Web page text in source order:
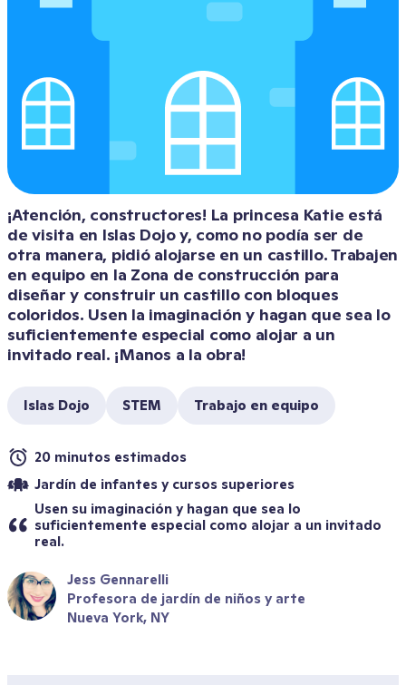
¡Atención, constructores! La princesa Katie está
de visita en Islas Dojo y, como no podía ser de
otra manera, pidió alojarse en un castillo. Trabajen
en equipo en la Zona de construcción para
diseñar y construir un castillo con bloques
coloridos. Usen la imaginación y hagan que sea lo
suficientemente especial como alojar a un
invitado real. ¡Manos a la obra!
Islas Dojo STEM Trabajo en equipo
20 minutos estimados
Jardín de infantes y cursos superiores
Usen su imaginación y hagan que sea lo
suficientemente especial como alojar a un invitado
real.
Jess Gennarelli
Profesora de jardín de niños y arte
Nueva York, NY